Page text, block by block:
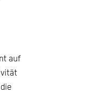
auf